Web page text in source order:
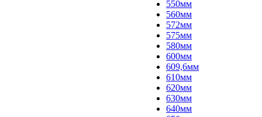
550мм
560мм
572мм
575мм
580мм
600мм
609,6мм
610мм
620мм
630мм
640мм